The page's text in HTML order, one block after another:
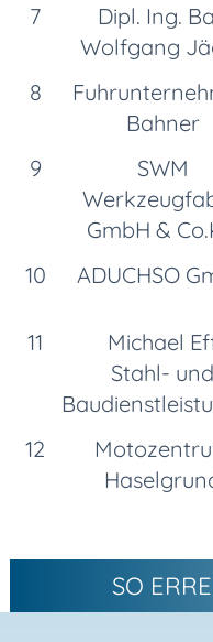
7
Dipl. Ing.
Wolfgang
8
Bahner
9
SWM
GmbH &
10 ADUCHSO
11
Michael
Stahl- und
12
SO